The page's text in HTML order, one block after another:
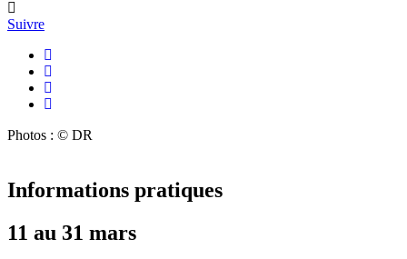
Suivre
Photos : © DR
Informations pratiques
11 au 31 mars